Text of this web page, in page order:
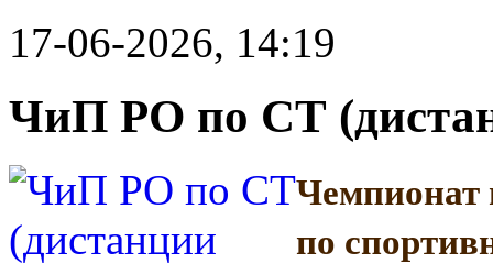
17-06-2026, 14:19
ЧиП РО по СТ
Чемпионат
по